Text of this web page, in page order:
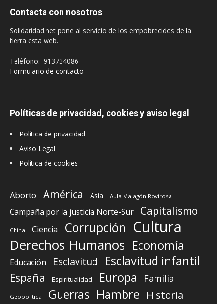
Contacta con nosotros
Solidaridad.net pone al servicio de los empobrecidos de la
tierra esta web.
Teléfono: 913734086
Formulario de contacto
Políticas de privacidad, cookies y aviso legal
Política de privacidad
Aviso Legal
Política de cookies
Aborto América Asia Aula Malagón Rovirosa
Campaña por la justicia Norte-Sur Capitalismo
China Ciencia Corrupción Cultura
Derechos Humanos Economía
Educación Esclavitud Esclavitud infantil
España Espiritualidad Europa Familia
Geopolítica Guerras Hambre Historia